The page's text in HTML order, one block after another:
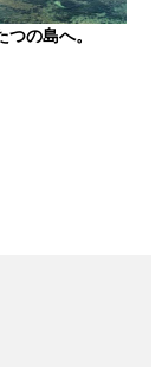
の島へ。